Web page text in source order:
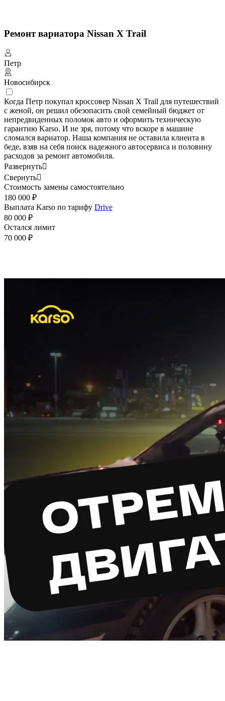
Ремонт вариатора Nissan X Trail
Петр
Новосибирск
Когда Петр покупал кроссовер Nissan X Trail для путешествий
с женой, он решил обезопасить свой семейный бюджет от
непредвиденных поломок авто и оформить техническую
гарантию Karso. И не зря, потому что вскоре в машине
сломался вариатор. Наша компания не оставила клиента в
беде, взяв на себя поиск надежного автосервиса и половину
расходов за ремонт автомобиля.
Развернуть
Свернуть
Стоимость замены самостоятельно
180 000 ₽
Выплата Karso по тарифу Drive
80 000 ₽
Остался лимит
70 000 ₽